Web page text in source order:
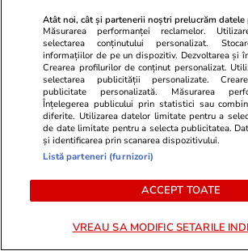
GSP.ro
Celebrul luptător face dezvăluiri
tulburătoare: „Mi-am făcut de râs
familia! Nu vreau să ajung ca
meu, băutura i-a distrus viața”
Atât noi, cât și partenerii noștri prelucrăm datele
Măsurarea performanței reclamelor.
selectarea conținutului personalizat.
informațiilor de pe un dispozitiv. Dezvoltarea și
Crearea profilurilor de conținut personalizat.
selectarea publicității personalizate.
publicitate personalizată. Măsurarea
Înțelegerea publicului prin statistici sau
diferite. Utilizarea datelor limitate pentru a
de date limitate pentru a selecta publicitatea.
și identificarea prin scanarea dispozitivului.
Listă parteneri (furnizori)
ACCEPT TOATE
VREAU SA MODIFIC SETARILE